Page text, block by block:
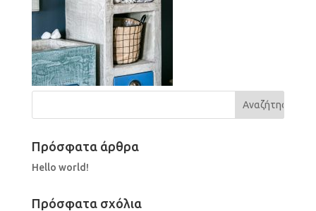
Πρόσφατα άρθρα
Hello world!
Πρόσφατα σχόλια